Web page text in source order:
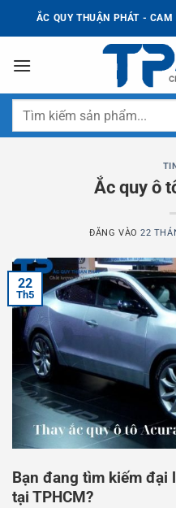
dung
ẮC QUY THUẬN PHÁT -
Tìm
Ắc quy ô
ĐĂNG VÀO22
22
Th5
Bạn đang tìm kiếm đại
tại TPHCM?